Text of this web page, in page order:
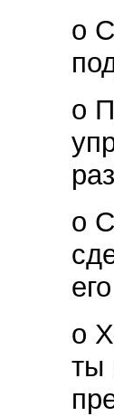
o
o
o
o
ты